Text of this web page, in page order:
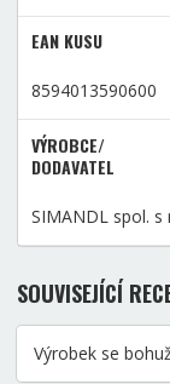
EAN KUSU
8594013590600
VÝROBCE/
DODAVATEL
SIMANDL spol. s
SOUVISEJÍCÍ
Výrobek se